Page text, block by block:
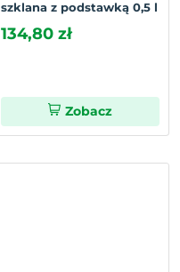
szklana z podstawką 0,5 l
134,80 zł
Zobacz